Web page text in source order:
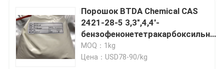
Порошок BTDA Chemical CAS
2421-28-5 3,3",4,4'-
бензофенонететракарбоксильный
диангидрид
MOQ：1kg
Цена：USD78-90/kg